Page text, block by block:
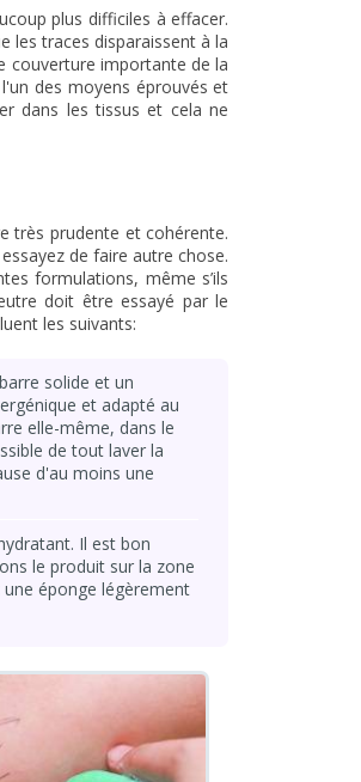
plus difficiles à effacer.
les traces disparaissent à la
couverture importante de la
des moyens éprouvés et
dans les tissus et cela ne
très prudente et cohérente.
de faire autre chose.
formulations, même s’ils
doit être essayé par le
les suivants:
solide et un
et adapté au
elle-même, dans le
de tout laver la
d'au moins une
Il est bon
le produit sur la zone
éponge légèrement